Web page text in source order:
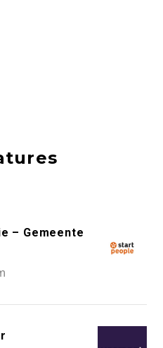
– Gemeente